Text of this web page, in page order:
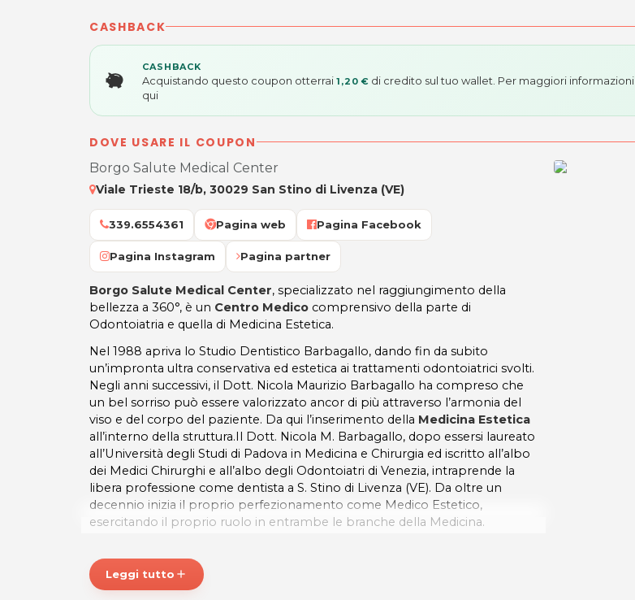
CASHBACK
CASHBACK
Acquistando questo coupon otterrai 1,20 € di credito sul tuo wallet. Per maggiori informazioni
qui
DOVE USARE IL COUPON
Borgo Salute Medical Center
Viale Trieste 18/b, 30029 San Stino di Livenza (VE)
339.6554361 Pagina web Pagina Facebook
Pagina Instagram Pagina partner
Borgo Salute Medical Center, specializzato nel raggiungimento della
bellezza a 360°, è un Centro Medico comprensivo della parte di
Odontoiatria e quella di Medicina Estetica.
Nel 1988 apriva lo Studio Dentistico Barbagallo, dando fin da subito
un’impronta ultra conservativa ed estetica ai trattamenti odontoiatrici svolti.
Negli anni successivi, il Dott. Nicola Maurizio Barbagallo ha compreso che
un bel sorriso può essere valorizzato ancor di più attraverso l’armonia del
viso e del corpo del paziente. Da qui l’inserimento della Medicina Estetica
all’interno della struttura.Il Dott. Nicola M. Barbagallo, dopo essersi laureato
all’Università degli Studi di Padova in Medicina e Chirurgia ed iscritto all’albo
dei Medici Chirurghi e all’albo degli Odontoiatri di Venezia, intraprende la
libera professione come dentista a S. Stino di Livenza (VE). Da oltre un
decennio inizia il proprio perfezionamento come Medico Estetico,
esercitando il proprio ruolo in entrambe le branche della Medicina.
ORARI
Lunedì: Chiuso
Leggi tutto add